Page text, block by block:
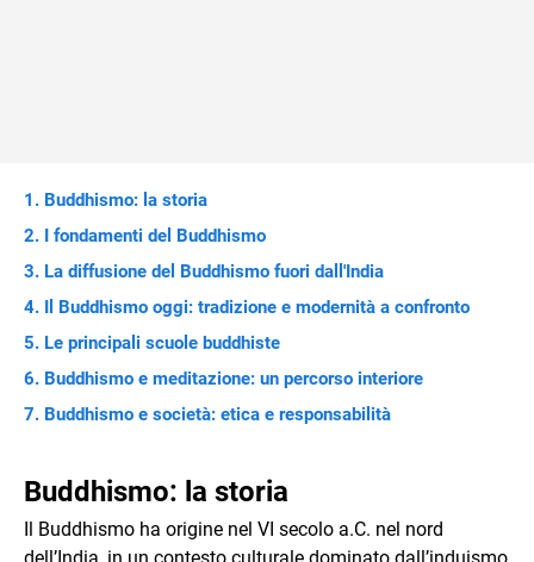
Buddhismo: la storia
I fondamenti del Buddhismo
La diffusione del Buddhismo fuori dall'India
Il Buddhismo oggi: tradizione e modernità a confronto
Le principali scuole buddhiste
Buddhismo e meditazione: un percorso interiore
Buddhismo e società: etica e responsabilità
Buddhismo: la storia
Il Buddhismo ha origine nel VI secolo a.C. nel nord